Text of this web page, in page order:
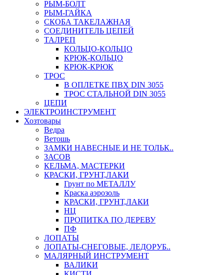
РЫМ-БОЛТ
РЫМ-ГАЙКА
СКОБА ТАКЕЛАЖНАЯ
СОЕДИНИТЕЛЬ ЦЕПЕЙ
ТАЛРЕП
КОЛЬЦО-КОЛЬЦО
КРЮК-КОЛЬЦО
КРЮК-КРЮК
ТРОС
В ОПЛЕТКЕ ПВХ DIN 3055
ТРОС СТАЛЬНОЙ DIN 3055
ЦЕПИ
ЭЛЕКТРОИНСТРУМЕНТ
Хозтовары
Ведра
Ветошь
ЗАМКИ НАВЕСНЫЕ И НЕ ТОЛЬК..
ЗАСОВ
КЕЛЬМА, МАСТЕРКИ
КРАСКИ, ГРУНТ,ЛАКИ
Грунт по МЕТАЛЛУ
Краска аэрозоль
КРАСКИ, ГРУНТ,ЛАКИ
НЦ
ПРОПИТКА ПО ДЕРЕВУ
ПФ
ЛОПАТЫ
ЛОПАТЫ-СНЕГОВЫЕ, ЛЕДОРУБ..
МАЛЯРНЫЙ ИНСТРУМЕНТ
ВАЛИКИ